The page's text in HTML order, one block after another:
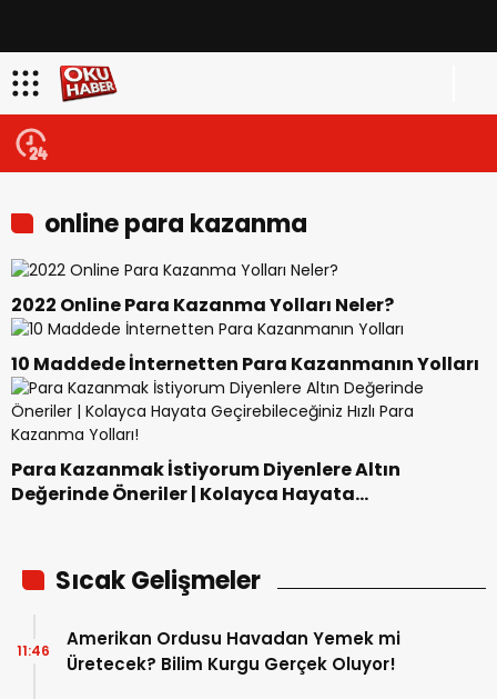
online para kazanma
2022 Online Para Kazanma Yolları Neler?
10 Maddede İnternetten Para Kazanmanın Yolları
Para Kazanmak İstiyorum Diyenlere Altın
Değerinde Öneriler | Kolayca Hayata
Sıcak Gelişmeler
Amerikan Ordusu Havadan Yemek mi
Üretecek? Bilim Kurgu Gerçek Oluyor!
11:46